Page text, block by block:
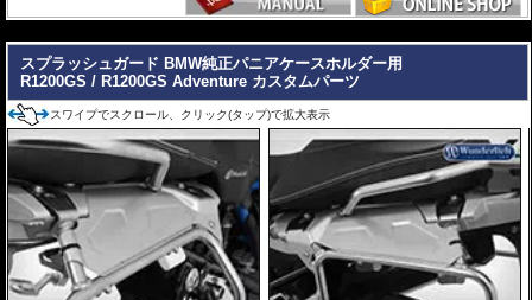
スプラッシュガード BMW純正パニアケースホルダー用
R1200GS / R1200GS Adventure カスタムパーツ
スワイプでスクロール、クリック(タップ)で拡大表示